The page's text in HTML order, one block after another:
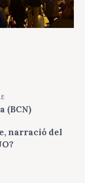
(BCN)
narració del